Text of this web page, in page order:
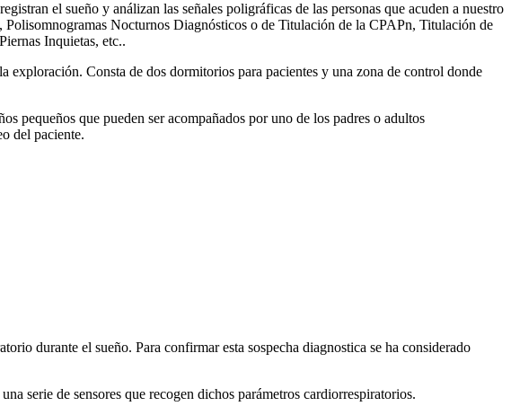
el sueño y análizan las señales poligráficas de las personas que acuden a nuestro
Nocturnos Diagnósticos o de Titulación de la CPAPn, Titulación de
Inquietas, etc..
exploración. Consta de dos dormitorios para pacientes y una zona de control donde
pequeños que pueden ser acompañados por uno de los padres o adultos
del paciente.
durante el sueño. Para confirmar esta sospecha diagnostica se ha considerado
serie de sensores que recogen dichos parámetros cardiorrespiratorios.